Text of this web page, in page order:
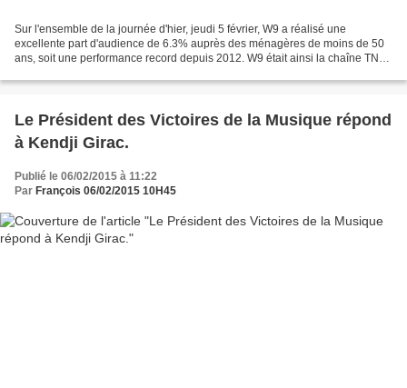
Sur l'ensemble de la journée d'hier, jeudi 5 février, W9 a réalisé une
excellente part d'audience de 6.3% auprès des ménagères de moins de 50
ans, soit une performance record depuis 2012. W9 était ainsi la chaîne TNT
Le Président des Victoires de la Musique répond
à Kendji Girac.
Publié le 06/02/2015 à 11:22
Par François 06/02/2015 10H45